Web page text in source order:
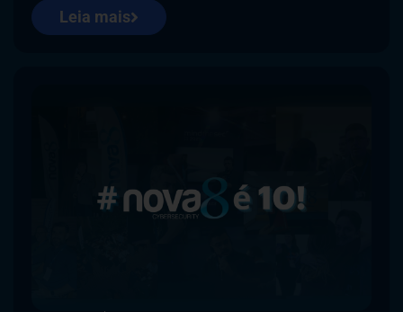
Leia mais